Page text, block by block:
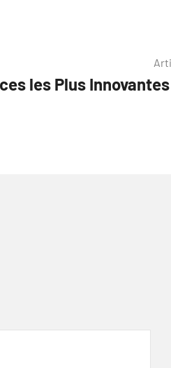
les Plus Innovantes